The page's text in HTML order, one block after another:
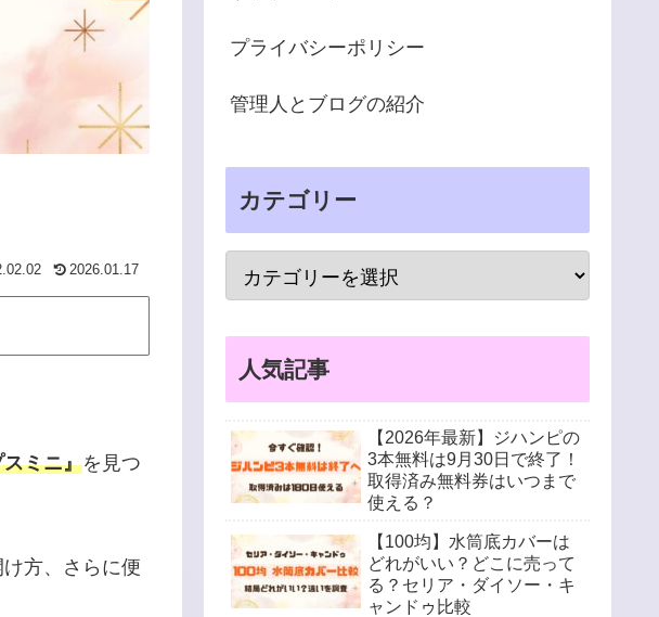
2026.01.17
ミニ』を見つ
方、さらに便
プライバシーポリシー
管理人とブログの紹介
カテゴリー
人気記事
【2026年最新】ジハンピの
3本無料は9月30日で終了！
取得済み無料券はいつまで
使える？
【100均】水筒底カバーは
どれがいい？どこに売って
る？セリア・ダイソー・キ
ャンドゥ比較